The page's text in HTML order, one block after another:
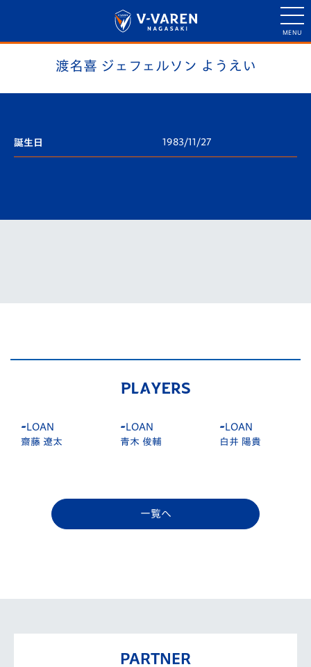
渡名喜 ジェフェルソン ようえい
誕生日 1983/11/27
PLAYERS
LOAN
齋藤 遼太
LOAN
青木 俊輔
LOAN
白井 陽貴
一覧へ
PARTNER